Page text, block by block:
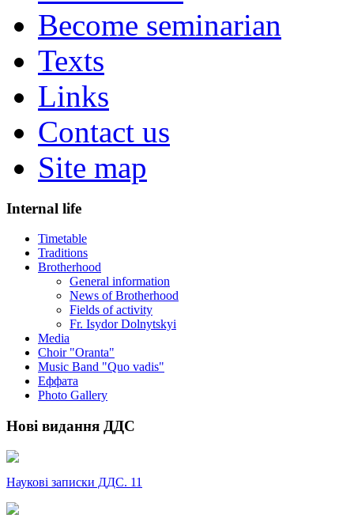
Become seminarian
Texts
Links
Contact us
Site map
Internal life
Timetable
Traditions
Brotherhood
General information
News of Brotherhood
Fields of activity
Fr. Isydor Dolnytskyi
Media
Choir "Oranta"
Music Band "Quo vadis"
Еффата
Photo Gallery
Нові видання ДДС
Наукові записки ДДС. 11